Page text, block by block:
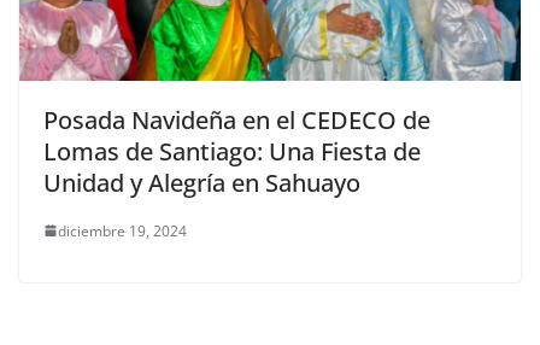
Posada Navideña en el CEDECO de
Lomas de Santiago: Una Fiesta de
Unidad y Alegría en Sahuayo
diciembre 19, 2024